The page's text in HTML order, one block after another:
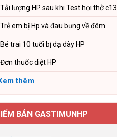
Tải lượng HP sau khi Test hơi thở c13
Trẻ em bị Hp và đau bụng về đêm
Bé trai 10 tuổi bị dạ dày HP
Đơn thuốc diệt HP
thêm
BÁN GASTIMUNHP